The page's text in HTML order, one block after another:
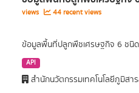
views
44 recent views
ข้อมูลพื้นที่ปลูกพืชเศรษฐกิจ 6 ชนิ
API
สำนักนวัตกรรมเทคโนโลยีภูมิสา